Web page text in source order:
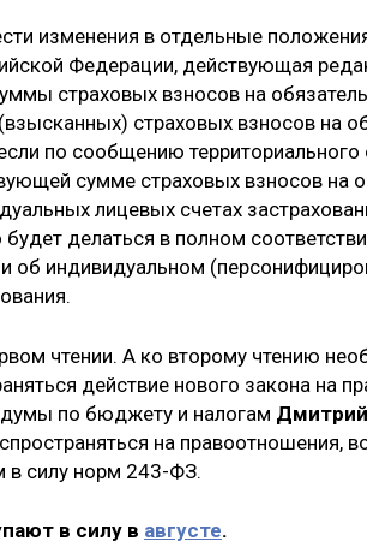
изменения в отдельные
Федерации, действующая
страховых взносов на
страховых взносов на
по сообщению территориального
сумме страховых взносов на
лицевых счетах
делаться в полном
об индивидуальном
чтении. А ко второму чтению
действие нового закона на
по бюджету и налогам
на правоотношения,
в силу норм 243-ФЗ.
в силу в августе.